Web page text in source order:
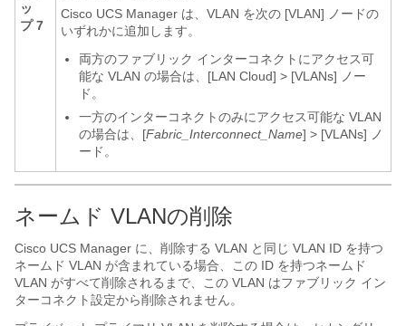
ッ
プ 7
Cisco UCS Manager は、VLAN を次の [VLAN] ノードの
いずれかに追加します。
両方のファブリック インターコネクトにアクセス可
能な VLAN の場合は、 [LAN Cloud] > [VLANs] ノー
ド。
一方のインターコネクトのみにアクセス可能な VLAN
の場合は、 [Fabric_Interconnect_Name] > [VLANs] ノ
ード。
ネームド VLANの削除
Cisco UCS Manager に、削除する VLAN と同じ VLAN ID を持つ
ネームド VLAN が含まれている場合、この ID を持つネームド
VLAN がすべて削除されるまで、この VLAN はファブリック イン
ターコネクト設定から削除されません。